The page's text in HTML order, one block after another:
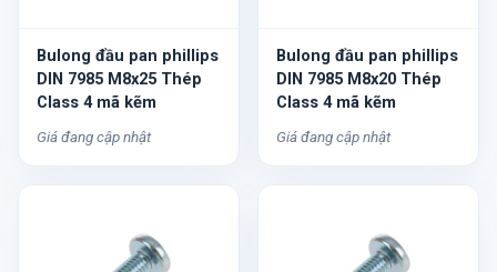
Bulong đầu pan phillips
DIN 7985 M8x25 Thép
Class 4 mã kẽm
Giá đang cập nhật
Bulong đầu pan phillips
DIN 7985 M8x20 Thép
Class 4 mã kẽm
Giá đang cập nhật